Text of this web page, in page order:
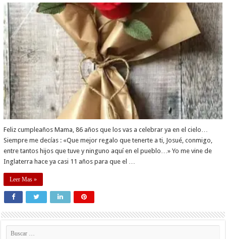
Feliz cumpleaños Mama, 86 años que los vas a celebrar ya en el cielo…
Siempre me decías : «Que mejor regalo que tenerte a ti, Josué, conmigo,
entre tantos hijos que tuve y ninguno aquí en el pueblo…» Yo me vine de
Inglaterra hace ya casi 11 años para que el …
Leer Mas »